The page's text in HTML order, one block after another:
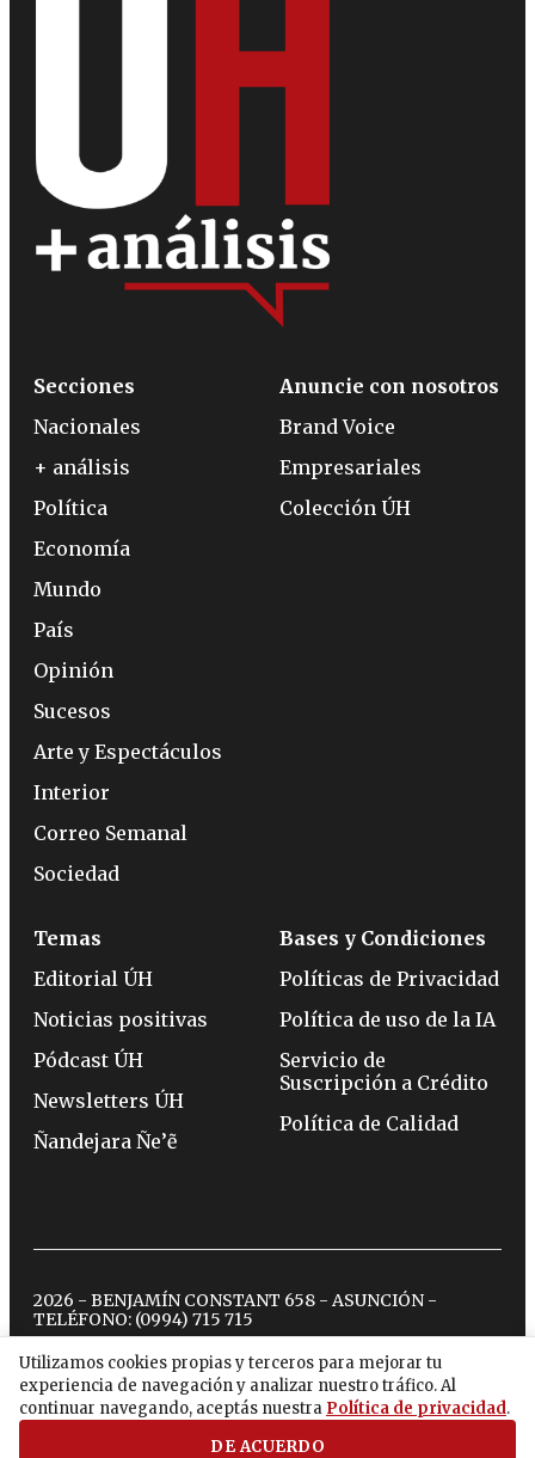
Utilizamos cookies propias y terceros para mejorar tu
experiencia de navegación y analizar nuestro tráfico. Al
continuar navegando, aceptás nuestra Política de privacidad.
DE ACUERDO
Secciones
Nacionales
+ análisis
Política
Economía
Mundo
País
Opinión
Sucesos
Arte y Espectáculos
Interior
Correo Semanal
Sociedad
Anuncie con nosotros
Brand Voice
Empresariales
Colección ÚH
Temas
Editorial ÚH
Noticias positivas
Pódcast ÚH
Newsletters ÚH
Ñandejara Ñe’ẽ
Bases y Condiciones
Políticas de Privacidad
Política de uso de la IA
Servicio de
Suscripción a Crédito
Política de Calidad
2026 - BENJAMÍN CONSTANT 658 - ASUNCIÓN -
TELÉFONO: (0994) 715 715
twitterinstagram
facebook
tiktokyoutubespotify